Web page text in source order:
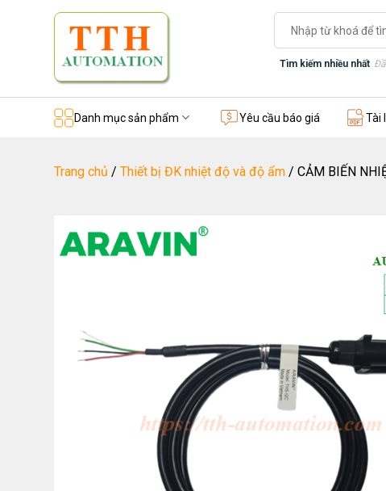
kiếm:
Tìm kiếm nhiều nhất
Danh mục sản phẩm Yêu cầu báo giá Tài
Trang chủ / Thiết bị ĐK nhiệt độ và độ ẩm / CẢM BIẾN